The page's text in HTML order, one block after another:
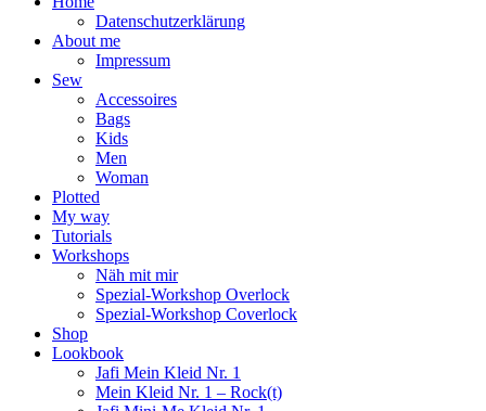
Datenschutzerklärung
About me
Impressum
Sew
Accessoires
Bags
Kids
Men
Woman
Plotted
My way
Tutorials
Workshops
Näh mit mir
Spezial-Workshop Overlock
Spezial-Workshop Coverlock
Shop
Lookbook
Jafi Mein Kleid Nr. 1
Mein Kleid Nr. 1 – Rock(t)